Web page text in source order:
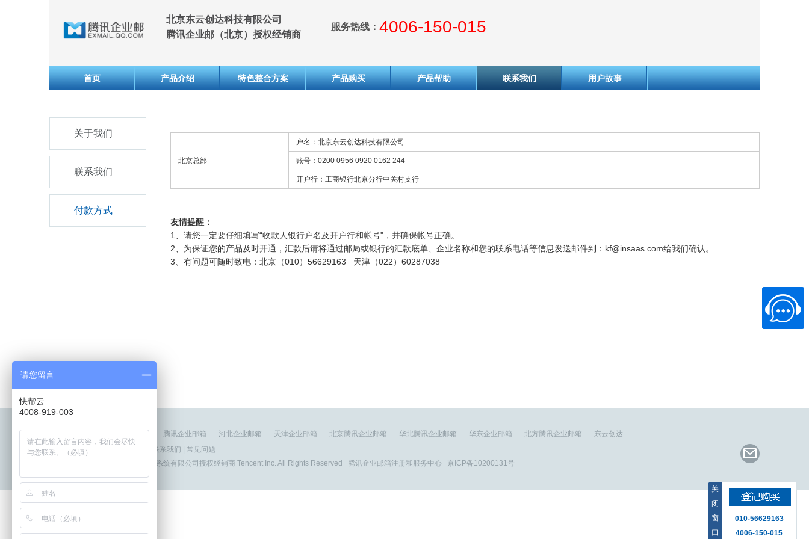
北京东云创达科技有限公司
腾讯企业邮（北京）授权经销商
服务热线： 4006-150-015
首页 产品介绍 特色整合方案 产品购买 产品帮助 联系我们 用户故事
关于我们
联系我们
付款方式
北京总部
户名：北京东云创达科技有限公司
账号：0200 0956 0920 0162 244
开户行：工商银行北京分行中关村支行
友情提醒：
1、请您一定要仔细填写“收款人银行户名及开户行和帐号"，并确保帐号正确。
2、为保证您的产品及时开通，汇款后请将通过邮局或银行的汇款底单、企业名称和您的联系电话等信息发送邮件到：kf@insaas.com给我们确认。
3、有问题可随时致电：北京（010）56629163 天津（022）60287038
友情链接： 腾讯企业邮箱 河北企业邮箱 天津企业邮箱 北京腾讯企业邮箱 华北腾讯企业邮箱 华东企业邮箱 北方腾讯企业邮箱
东云创达
关于我们|帮助中心 联系我们
常见问题
© 1998 - 2022 深圳市腾讯计算机系统有限公司授权经销商 Tencent Inc. All Rights Reserved 腾讯企业邮箱注册和服务中心 京ICP备10200131号
关
闭
窗
口
010-56629163
4006-150-015
请您留言
快帮云
4008-919-003